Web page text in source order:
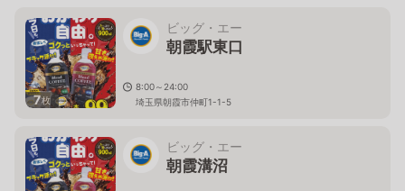
7枚
ビッグ・エー
朝霞駅東口
8:00～24:00
埼玉県朝霞市仲町1-1-5
ビッグ・エー
朝霞溝沼